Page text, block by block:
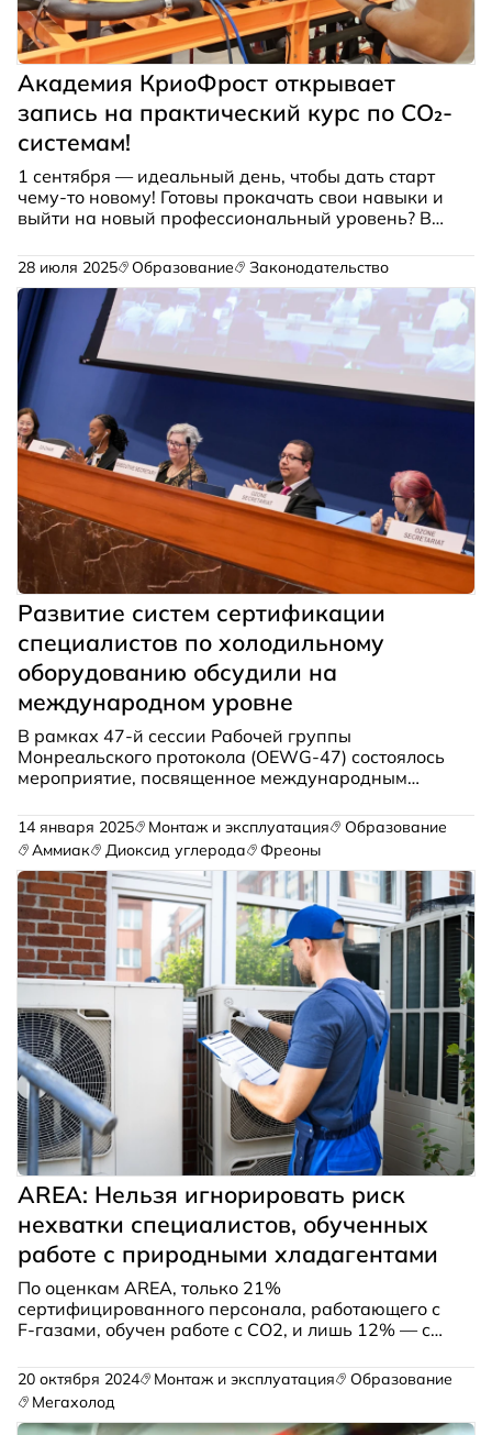
Академия КриоФрост открывает
запись на практический курс по CO₂-
системам!
1 сентября — идеальный день, чтобы дать старт
чему-то новому! Готовы прокачать свои навыки и
выйти на новый профессиональный уровень? В
авторский практический курс«Холодильные
системы на CO₂»
28 июля 2025 Образование Законодательство
Развитие систем сертификации
специалистов по холодильному
оборудованию обсудили на
международном уровне
В рамках 47-й сессии Рабочей группы
Монреальского протокола (OEWG-47) состоялось
мероприятие, посвященное международным
специалистов в области охлаждения,
кондиционирования и тепловых насосов (RACHP).
14 января 2025 Монтаж и эксплуатация
Образование
Аммиак
Диоксид углерода Фреоны
AREA: Нельзя игнорировать риск
нехватки специалистов, обученных
работе с природными хладагентами
По оценкам AREA, только 21%
сертифицированного персонала, работающего с
F-газами, обучен работе с CO2, и лишь 12% — с
20 октября 2024 Монтаж и эксплуатация
Образование
Мегахолод